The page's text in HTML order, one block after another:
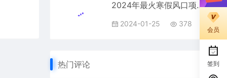
2024年最火寒假风口项目 小游戏直播 单场收益5000+抓住风口 一个月直接提车
2024-01-25 378
热门评论
会员
签到